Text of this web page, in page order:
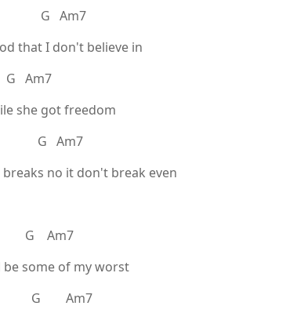
Am7
that I don't believe in
she got freedom
Am7
breaks no it don't break even
Am7
be some of my worst
Am7